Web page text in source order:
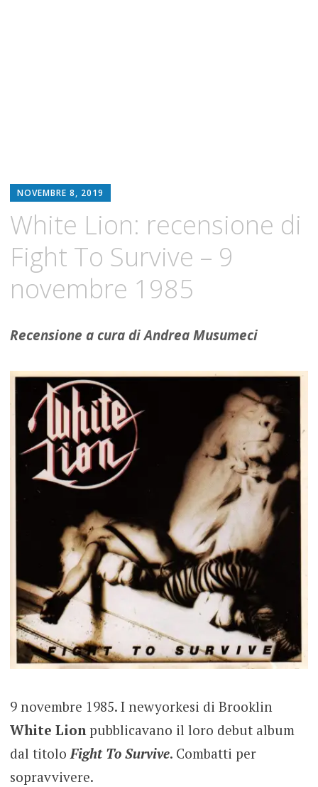
NOVEMBRE 8, 2019
White Lion: recensione di
Fight To Survive – 9
novembre 1985
Recensione a cura di Andrea Musumeci
9 novembre 1985. I newyorkesi di Brooklin
White Lion pubblicavano il loro debut album
dal titoloFight To Survive. Combatti per
sopravvivere.